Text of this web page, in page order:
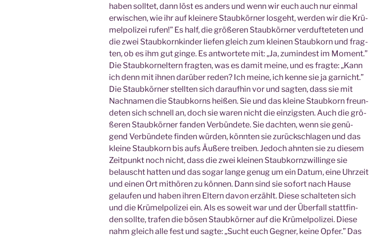
haben soll­tet, dann löst es anders und wenn wir euch auch nur ein­mal
erwi­schen, wie ihr auf klei­ne­re Staub­kör­ner los­geht, wer­den wir die Krü­
mel­po­li­zei rufen!” Es half, die grö­ße­ren Staub­kör­ner ver­duf­te­te­ten und
die zwei Staub­korn­kin­der lie­fen gleich zum klei­nen Staub­korn und frag­
ten, ob es ihm gut gin­ge. Es ant­wor­te­te mit: „Ja, zumin­dest im Moment.”
Die Staub­kor­nel­tern frag­ten, was es damit mei­ne, und es frag­te: „Kann
ich denn mit ihnen dar­über reden? Ich mei­ne, ich ken­ne sie ja gar­nicht.”
Die Staub­kör­ner stell­ten sich dar­auf­hin vor und sag­ten, dass sie mit
Nach­na­men die Staub­korns hei­ßen. Sie und das klei­ne Staub­korn freun­
de­ten sich schnell an, doch sie waren nicht die ein­zigs­ten. Auch die grö­
ße­ren Staub­kör­ner fan­den Ver­bün­de­te. Sie dach­ten, wenn sie genü­
gend Ver­bün­de­te fin­den wür­den, könn­ten sie zurück­schla­gen und das
klei­ne Staub­korn bis aufs Äuße­re trei­ben. Jedoch ahn­ten sie zu die­sem
Zeit­punkt noch nicht, dass die zwei klei­nen Staub­korn­zwil­lin­ge sie
belauscht hat­ten und das sogar lan­ge genug um ein Datum, eine Uhr­zeit
und einen Ort mit­hö­ren zu kön­nen. Dann sind sie sofort nach Hau­se
gelau­fen und haben ihren Eltern davon erzählt. Die­se schal­te­ten sich
und die Krü­mel­po­li­zei ein. Als es soweit war und der Über­fall statt­fin­
den soll­te, tra­fen die bösen Staub­kör­ner auf die Krü­mel­po­li­zei. Die­se
nahm gleich alle fest und sag­te: „Sucht euch Geg­ner, kei­ne Opfer.” Das